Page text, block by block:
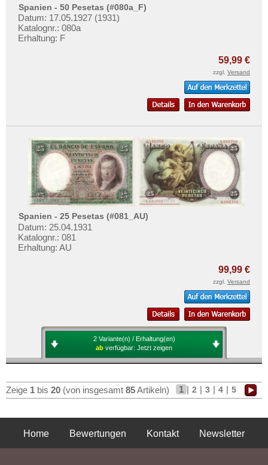
Spanien - 50 Pesetas (#080a_F)
Datum: 17.05.1927 (1931)
Katalognr.: 080a
Erhaltung: F
59,99 €
zzgl. Versand
Spanien - 25 Pesetas (#081_AU)
Datum: 25.04.1931
Katalognr.: 081
Erhaltung: AU
99,99 €
zzgl. Versand
2 Variante(n) / Erhaltung(en)
ab verfügbar: Jetzt zeigen
Zeige 1 bis 20 (von insgesamt 85Artikeln) 1 | 2 | 3 | 4 | 5
Home Bewertungen Kontakt
Newsletter